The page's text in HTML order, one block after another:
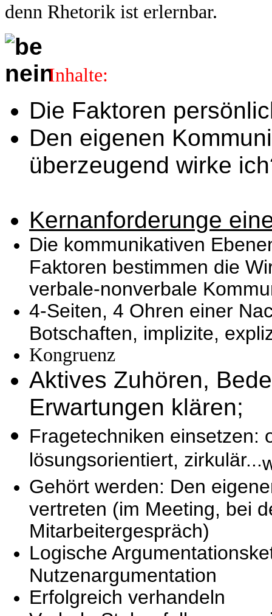
denn Rhetorik ist erlernbar.
Inhalte:
Die Faktoren
Den eigenen
überzeugend wirke
Kernanforderunge
Die kommunikativen
Faktoren bestimmen die
verbale-nonverbale
4-Seiten, 4 Ohren einer
Botschaften, implizite,
Kongruenz
Aktives Zuhören,
Erwartungen klären;
Fragetechniken einsetzen:
lösungsorientiert, zirkulär...
Gehört werden: Den
vertreten (im Meeting, bei
Mitarbeitergespräch)
Logische
Nutzenargumentation
Erfolgreich verhandeln